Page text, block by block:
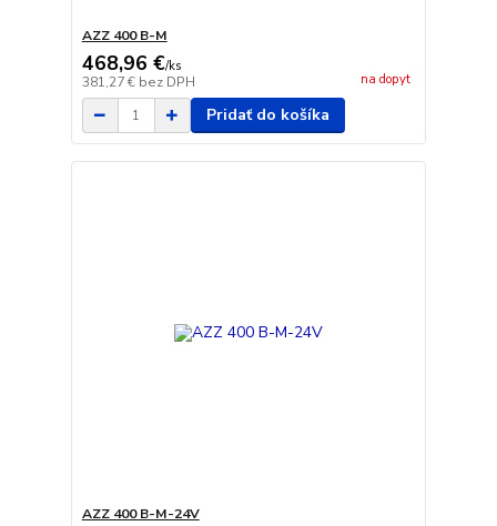
AZZ 400 B-M
468,96 €/ks
381,27 € bez DPH na dopyt
Pridať do košíka
AZZ 400 B-M-24V